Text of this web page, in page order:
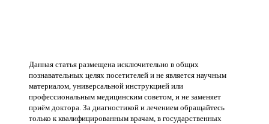
Данная статья размещена исключительно в общих
познавательных целях посетителей и не является научным
материалом, универсальной инструкцией или
профессиональным медицинским советом, и не заменяет
приём доктора. За диагностикой и лечением обращайтесь
только к квалифицированным врачам, в государственных